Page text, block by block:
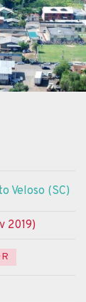
Veloso (SC)
2019)